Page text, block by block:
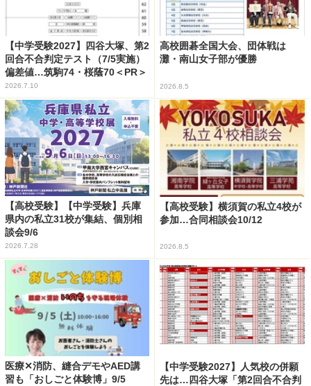
【中学受験2027】四谷大塚、第2
回合不合判定テスト（7/5実施）
偏差値…筑駒74・桜蔭70＜PR＞
2026.7.10
高校囲碁全国大会、団体戦は
灘・南山女子部が優勝
2026.8.5
【高校受験】【中学受験】兵庫
県内の私立31校が集結、個別相
談会9/6
2026.7.28
【高校受験】横須賀の私立4校が
参加…合同相談会10/12
2026.8.5
医療✕消防、縫合デモやAED講
習も「おしごと体験博」9/5
【中学受験2027】人気校の併願
先は…四谷大塚「第2回合不合判